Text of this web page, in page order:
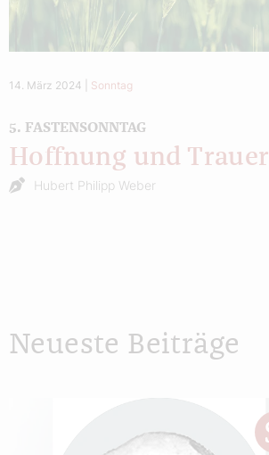
14. März 2024 Sonntag
5. FASTENSONNTAG
Hoffnung und Trauer
Hubert Philipp Weber
Neueste Beiträge